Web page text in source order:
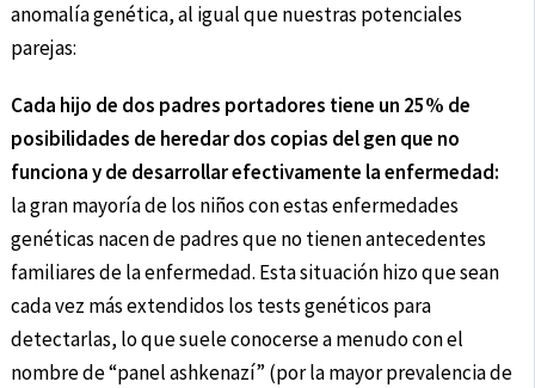
anomalía genética, al igual que nuestras potenciales
parejas:
Cada hijo de dos padres portadores tiene un 25% de
posibilidades de heredar dos copias del gen que no
funciona y de desarrollar efectivamente la enfermedad:
la gran mayoría de los niños con estas enfermedades
genéticas nacen de padres que no tienen antecedentes
familiares de la enfermedad. Esta situación hizo que sean
cada vez más extendidos los tests genéticos para
detectarlas, lo que suele conocerse a menudo con el
nombre de “panel ashkenazí” (por la mayor prevalencia de